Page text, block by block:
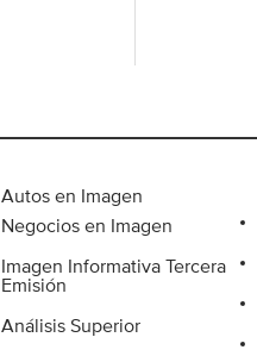
Autos en Imagen
Negocios en Imagen
Imagen Informativa Tercera
Emisión
Análisis Superior